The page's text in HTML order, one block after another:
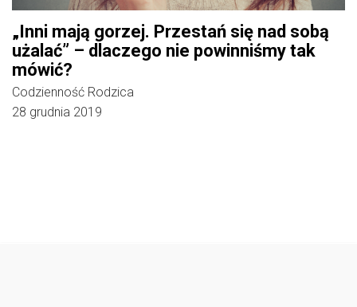
„Inni mają gorzej. Przestań się nad sobą
użalać” – dlaczego nie powinniśmy tak
mówić?
Codzienność Rodzica
28 grudnia 2019